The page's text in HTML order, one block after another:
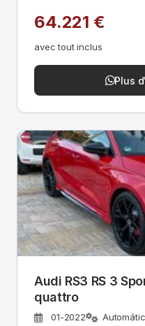
64.221 €
avec tout inclus
Plus
Audi RS3 RS 3
quattro
01-2022